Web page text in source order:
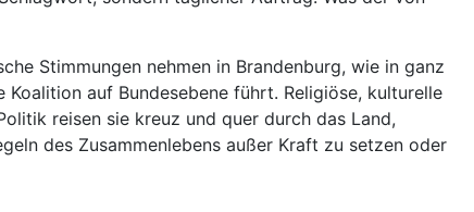
Stimmungen nehmen in Brandenburg, wie in ganz
auf Bundesebene führt. Religiöse, kulturelle
reisen sie kreuz und quer durch das Land,
des Zusammenlebens außer Kraft zu setzen oder